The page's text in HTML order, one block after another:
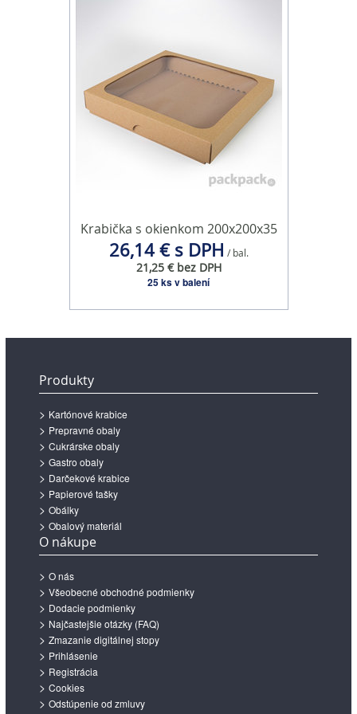
Krabička s okienkom 200x200x35
26,14 € s DPH / bal.
21,25 € bez DPH
25 ks v balení
Produkty
Kartónové krabice
Prepravné obaly
Cukrárske obaly
Gastro obaly
Darčekové krabice
Papierové tašky
Obálky
Obalový materiál
O nákupe
O nás
Všeobecné obchodné podmienky
Dodacie podmienky
Najčastejšie otázky (FAQ)
Zmazanie digitálnej stopy
Prihlásenie
Registrácia
Cookies
Odstúpenie od zmluvy